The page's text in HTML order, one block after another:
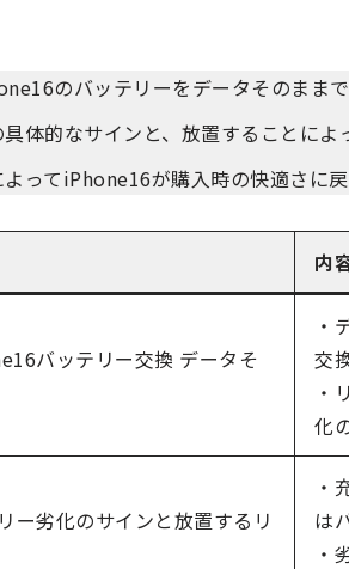
のバッテリーをデータそのまま
体的なサインと、放置することによ
ってiPhone16が購入時の快適さに
内
バッテリー交換 データそ
・
交
・
化
ー劣化のサインと放置するリ
・
は
・